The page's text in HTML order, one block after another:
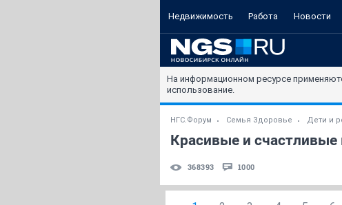
Недвижимость Работа Новости
На информационном ресурсе
использование.
НГС.Форум Семья Здоровье Дети и
Красивые и
368393 1000